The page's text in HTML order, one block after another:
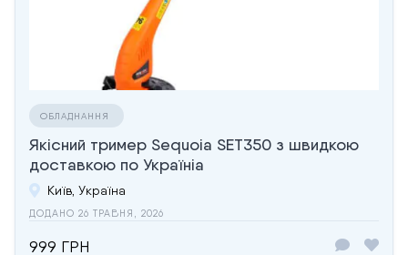
ОБЛАДНАННЯ
Якісний тример Sequoia SET350 з швидкою
доставкою по Україніа
Київ, Україна
ДОДАНО 26 ТРАВНЯ, 2026
999 ГРН